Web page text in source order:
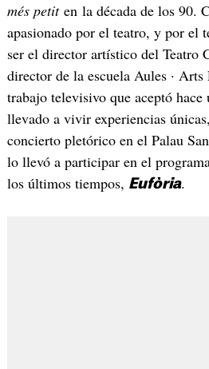
més petiten la década de los 90.
apasionado por el teatro, y por el
ser el director artístico del Teatro
director de la escuela Aules ·
trabajo televisivo que aceptó
llevado a vivir experiencias
concierto pletórico en el Palau
lo llevó a participar en el
los últimos tiempos, Eufòria.